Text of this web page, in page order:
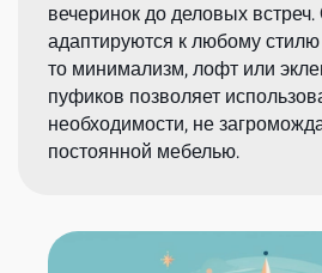
вечеринок до деловых встреч.
адаптируются к любому стилю
то минимализм, лофт или
пуфиков позволяет
необходимости, не
постоянной мебелью.